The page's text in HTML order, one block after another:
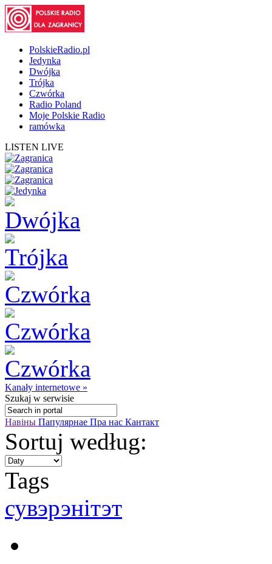
PolskieRadio.pl
Jedynka
Dwójka
Trójka
Czwórka
Radio Poland
Moje Polskie Radio
ramówka
LISTEN LIVE
Kanały internetowe »
Szukaj w serwisie
Навіны Папулярнае Пра нас Кантакт
Sortuj według:
Tags
сувэрэнітэт